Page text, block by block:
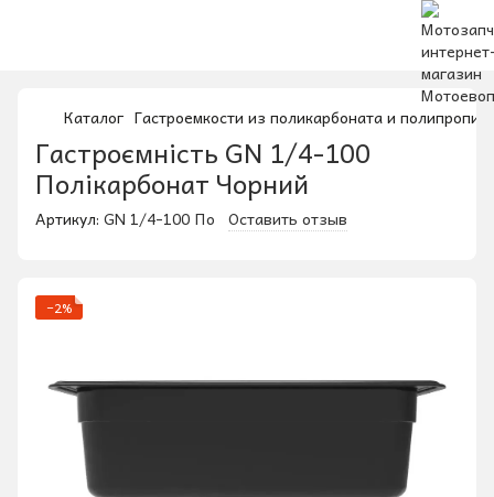
Каталог Гастроемкости из поликарбоната и
Гастроємність GN 1/4-100
Полікарбонат Чорний
Артикул: GN 1/4-100 По Оставить отзыв
−2%